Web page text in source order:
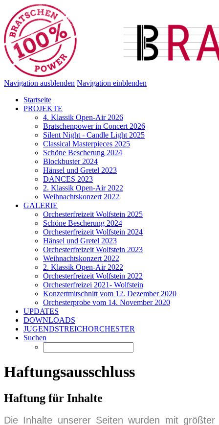
Navigation ausblenden Navigation einblenden
Startseite
PROJEKTE
4. Klassik Open-Air 2026
Bratschenpower in Concert 2026
Silent Night - Candle Light 2025
Classical Masterpieces 2025
Schöne Bescherung 2024
Blockbuster 2024
Hänsel und Gretel 2023
DANCES 2023
2. Klassik Open-Air 2022
Weihnachtskonzert 2022
GALERIE
Orchesterfreizeit Wolfstein 2025
Schöne Bescherung 2024
Orchesterfreizeit Wolfstein 2024
Hänsel und Gretel 2023
Orchesterfreizeit Wolfstein 2023
Weihnachtskonzert 2022
2. Klassik Open-Air 2022
Orchesterfreizeit Wolfstein 2022
Orchesterfreizei 2021- Wolfstein
Konzertmitschnitt vom 12. Dezember 2020
Orchesterprobe vom 14. November 2020
UPDATES
DOWNLOADS
JUGENDSTREICHORCHESTER
Suchen
Haftungsausschluss
Haftung für Inhalte
Die Inhalte unserer Seiten wurden mit größter